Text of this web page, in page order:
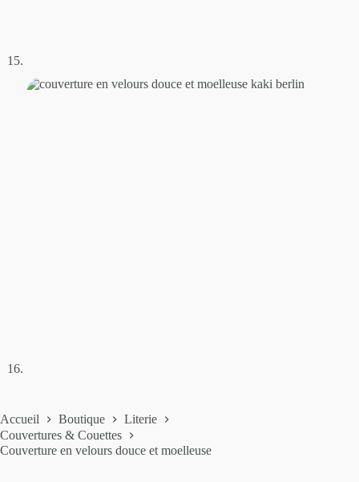
Accueil Boutique
Literie
Couvertures & Couettes
Couverture en velours douce et moelleuse